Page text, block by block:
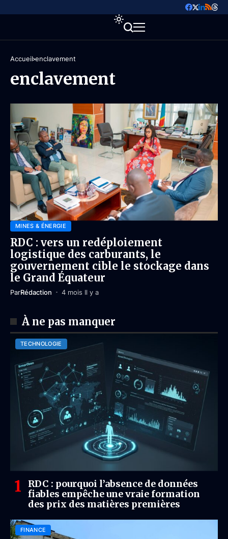
Accueil enclavement
enclavement
MINES & ÉNERGIE
RDC : vers un redéploiement
logistique des carburants, le
gouvernement cible le stockage dans
le Grand Équateur
ParRédaction 4 mois Il y a
À ne pas manquer
TECHNOLOGIE
RDC : pourquoi l’absence de données
fiables empêche une vraie formation
des prix des matières premières
FINANCE